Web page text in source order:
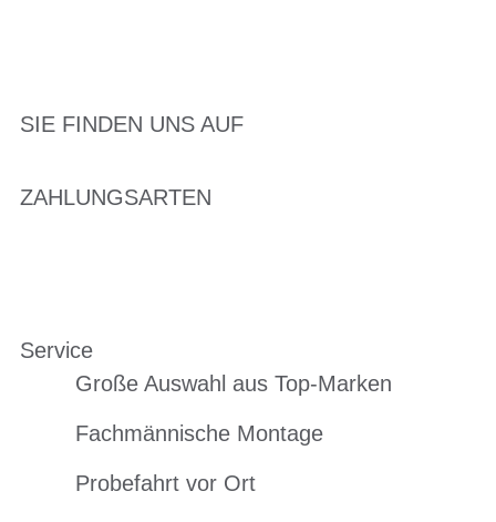
SIE FINDEN UNS AUF
ZAHLUNGSARTEN
Service
Große Auswahl aus Top-Marken
Fachmännische Montage
Probefahrt vor Ort